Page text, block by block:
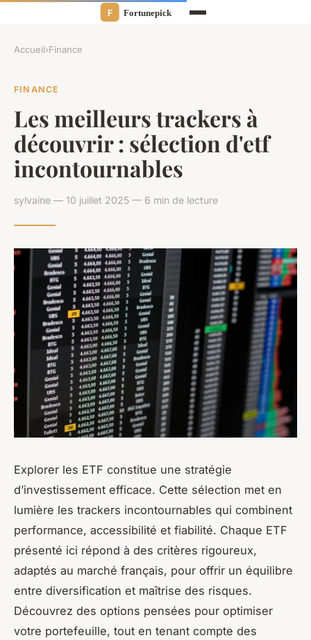
Accueil›Finance
FINANCE
Les meilleurs trackers à
découvrir : sélection d'etf
incontournables
sylvaine — 10 juillet 2025 — 6 min de lecture
Explorer les ETF constitue une stratégie
d’investissement efficace. Cette sélection met en
lumière les trackers incontournables qui combinent
performance, accessibilité et fiabilité. Chaque ETF
présenté ici répond à des critères rigoureux,
adaptés au marché français, pour offrir un équilibre
entre diversification et maîtrise des risques.
Découvrez des options pensées pour optimiser
votre portefeuille, tout en tenant compte des